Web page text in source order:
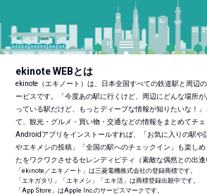
ekinote WEBとは
ekinote（エキノート）は、日本全国すべての鉄道駅と周辺
ービスです。「今度あの駅に行くけど、周辺にどんな場所
っている駅だけど、もっとディープな情報が知りたいな！
て、観光・グルメ・買い物・交通などの情報をまとめてチ
Androidアプリをインストールすれば、「お気に入りの駅や
やエキメシの投稿」「全国の駅へのチェックイン」も楽し
たをワクワクさせるセレンディピティ（素敵な偶然との出逢
「ekinote／エキノート」は三菱電機株式会社の登録商標です。
「エキガタリ」「エキメシ」「エキ活」は商標登録出願中です。
「App Store」はApple Inc.のサービスマークです。